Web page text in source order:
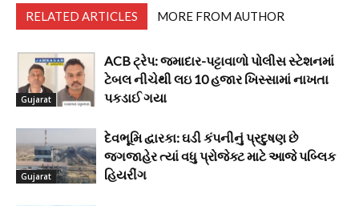
RELATED ARTICLES MORE FROM AUTHOR
Gujarat
ACB ટ્રેપ: જમાદાર-પટ્ટાવાળો પોલીસ સ્ટેશનમાં
ટેબલ નીચેથી લઇ 10 હજાર ખિસ્સામાં નાખતા
પકડાઈ ગયા
Gujarat
દેવભૂમિ દ્વારકા: ઘડી કંપનીનું પ્રદુષણ છે
જગજાહેર ત્યાં વધુ પ્રોજેક્ટ માટે આજે પબ્લિક
હિયરીંગ